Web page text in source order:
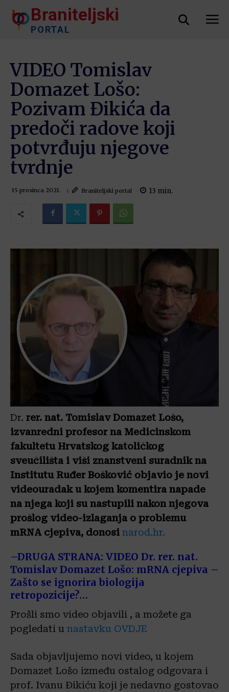
Braniteljski
PORTAL
VIDEO Tomislav
Domazet Lošo:
Pozivam Đikića da
predoči radove koji
potvrđuju njegove
tvrdnje
15 prosinca 2021. Braniteljski portal 13 min.
Dr. rer. nat. Tomislav Domazet Lošo,
izvanredni profesor na Medicinskom
fakultetu Hrvatskog katoličkog
sveučilišta i viši znanstveni suradnik na
Institutu Ruđer Bošković objavio je novi
videouradak u kojem komentira napade
na njega koji su nastupili nakon njegova
prošlog video-izlaganja o problemu
mRNA cjepiva, donosi narod.hr.
–DRUGA STRANA: VIDEO Dr. rer. nat.
Tomislav Domazet Lošo: mRNA cjepiva –
Zašto se ignorira biologija
retropozicije?…
Prošli smo video objavili , a možete ga
pogledati u nastavku OVDJE
Sada objavljujemo novi video, u kojem
Domazet Lošo između ostalog odgovara i
prof. Ivanu Đikiću koji je nedavno gostovao